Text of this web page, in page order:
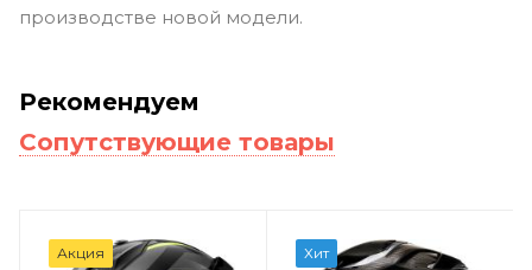
производстве новой модели.
Рекомендуем
Сопутствующие товары
Акция Хит